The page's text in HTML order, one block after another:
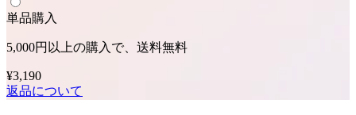
単品購入
5,000円以上の購入で、送料無料
¥3,190
返品について